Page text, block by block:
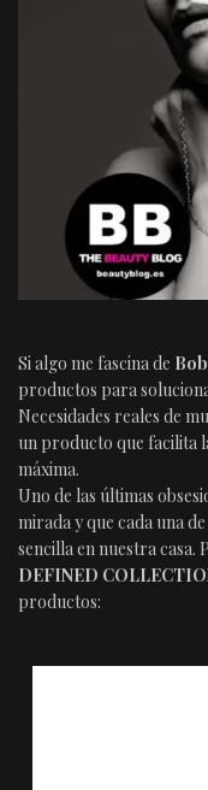
Si algo me fascina de
productos para
Necesidades reales de
un producto que facilita
máxima.
Uno de las últimas
mirada y que cada una
sencilla en nuestra casa.
DEFINED
productos: